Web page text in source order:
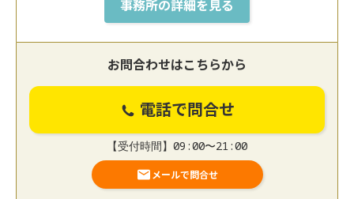
事務所の詳細を見る
お問合わせはこちらから
電話で問合せ
【受付時間】09:00〜21:00
メールで問合せ